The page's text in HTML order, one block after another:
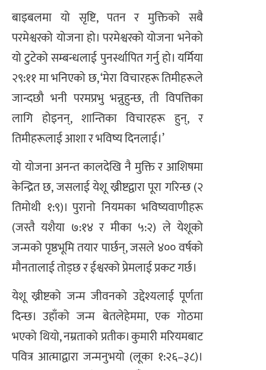
बाइबलमा यो सृष्टि, पतन र मुक्तिको सबै
परमेश्वरको योजना हो। परमेश्वरको योजना भनेको
यो टुटेको सम्बन्धलाई पुनर्स्थापित गर्नु हो। यर्मिया
२९:११ मा भनिएको छ, ‘मेरा विचारहरू तिमीहरूले
जान्दछौ भनी परमप्रभु भन्नुहुन्छ, ती विपत्तिका
लागि होइनन्, शान्तिका विचारहरू हुन्, र
तिमीहरूलाई आशा र भविष्य दिनलाई।’
यो योजना अनन्त कालदेखि नै मुक्ति र आशिषमा
केन्द्रित छ, जसलाई येशू ख्रीष्टद्वारा पूरा गरिन्छ (२
तिमोथी १:९)। पुरानो नियमका भविष्यवाणीहरू
(जस्तै यशैया ७:१४ र मीका ५:२) ले येशूको
जन्मको पृष्ठभूमि तयार पार्छन्, जसले ४०० वर्षको
मौनतालाई तोड्छ र ईश्वरको प्रेमलाई प्रकट गर्छ।
येशू ख्रीष्टको जन्म जीवनको उद्देश्यलाई पूर्णता
दिन्छ। उहाँको जन्म बेतलेहेममा, एक गोठमा
भएको थियो, नम्रताको प्रतीक। कुमारी मरियमबाट
पवित्र आत्माद्वारा जन्मनुभयो (लूका १:२६–३८)।